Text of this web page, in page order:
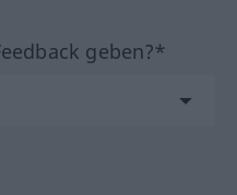
geben?*